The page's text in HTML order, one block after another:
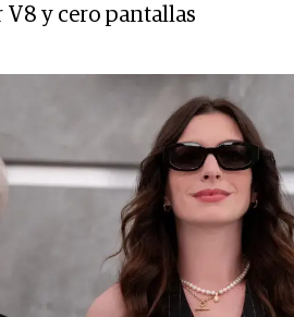
V8 y cero pantallas